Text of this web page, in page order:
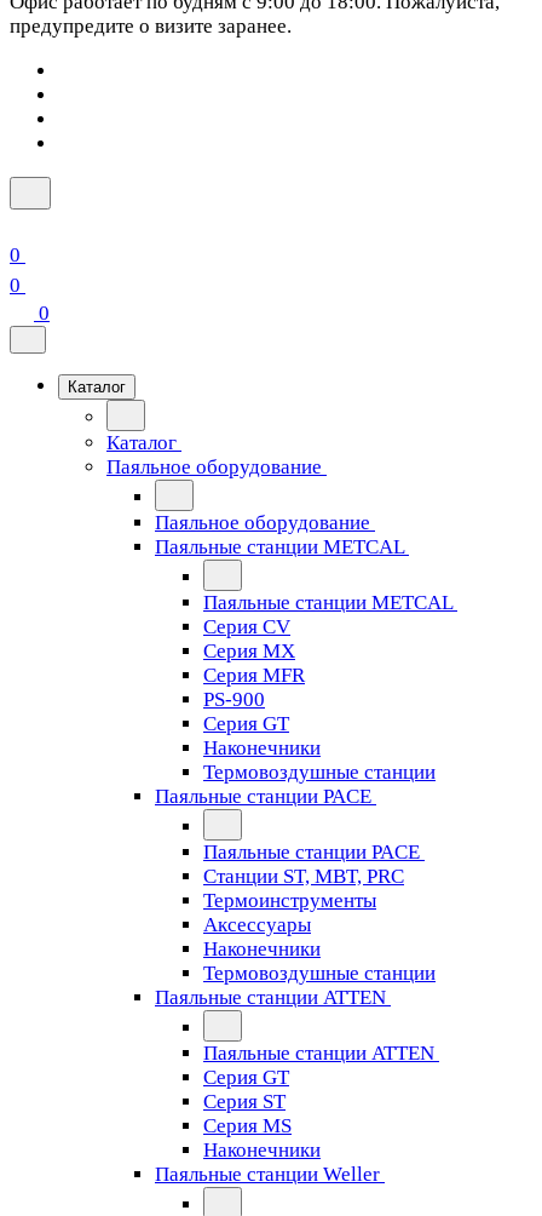
предупредите о визите заранее.
0
0
0
Каталог
Каталог
Паяльное оборудование
Паяльное оборудование
Паяльные станции METCAL
Паяльные станции METCAL
Серия CV
Серия MX
Серия MFR
PS-900
Серия GT
Наконечники
Термовоздушные станции
Паяльные станции PACE
Паяльные станции PACE
Станции ST, MBT, PRC
Термоинструменты
Аксессуары
Наконечники
Термовоздушные станции
Паяльные станции ATTEN
Паяльные станции ATTEN
Серия GT
Серия ST
Серия MS
Наконечники
Паяльные станции Weller